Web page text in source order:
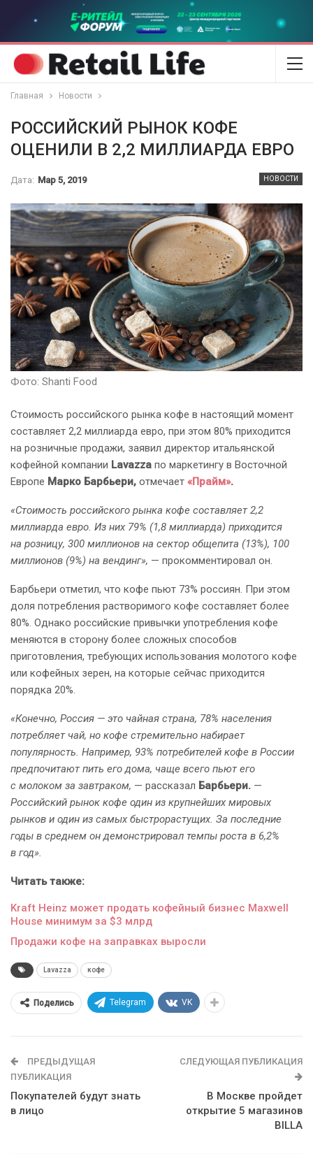
Главная Новости
РОССИЙСКИЙ РЫНОК КОФЕ
ОЦЕНИЛИ В 2,2 МИЛЛИАРДА ЕВРО
НОВОСТИ
Дата: Мар 5, 2019
Фото: Shanti Food
Стоимость российского рынка кофе в настоящий момент
составляет 2,2 миллиарда евро, при этом 80% приходится
на розничные продажи, заявил директор итальянской
кофейной компании Lavazza по маркетингу в Восточной
Европе Марко Барбьери, отмечает «Прайм».
«Стоимость российского рынка кофе составляет 2,2
миллиарда евро. Из них 79% (1,8 миллиарда) приходится
на розницу, 300 миллионов на сектор общепита (13%), 100
миллионов (9%) на вендинг», — прокомментировал он.
Барбьери отметил, что кофе пьют 73% россиян. При этом
доля потребления растворимого кофе составляет более
80%. Однако российские привычки употребления кофе
меняются в сторону более сложных способов
приготовления, требующих использования молотого кофе
или кофейных зерен, на которые сейчас приходится
порядка 20%.
«Конечно, Россия — это чайная страна, 78% населения
потребляет чай, но кофе стремительно набирает
популярность. Например, 93% потребителей кофе в России
предпочитают пить его дома, чаще всего пьют его
с молоком за завтраком, — рассказал Барбьери. —
Российский рынок кофе один из крупнейших мировых
рынков и один из самых быстрорастущих. За последние
годы в среднем он демонстрировал темпы роста в 6,2%
в год».
Читать также:
Kraft Heinz может продать кофейный бизнес Maxwell
House минимум за $3 млрд
Продажи кофе на заправках выросли
Lavazza кофе
Поделись Telegram VK
ПРЕДЫДУЩАЯ
ПУБЛИКАЦИЯ
Покупателей будут знать
в лицо
СЛЕДУЮЩАЯ ПУБЛИКАЦИЯ
В Москве пройдет
открытие 5 магазинов
BILLA